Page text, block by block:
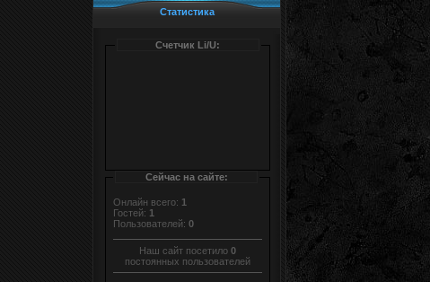
Статистика
Счетчик Li/U:
Сейчас на сайте:
Онлайн всего: 1
Гостей: 1
Пользователей: 0
Наш сайт посетило 0
постоянных пользователей